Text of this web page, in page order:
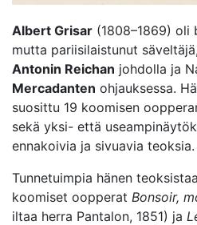
Albert Grisar (1808–1869) oli
mutta pariisilaistunut
Antonin Reichan johdolla ja
Mercadanten ohjauksessa.
suosittu 19 koomisen
sekä yksi- että
ennakoivia ja sivuavia teoksia.
Tunnetuimpia hänen
koomiset oopperat Bonsoir,
iltaa herra Pantalon, 1851) ja